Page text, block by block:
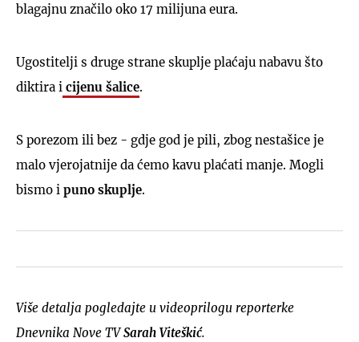
blagajnu značilo oko 17 milijuna eura.
Ugostitelji s druge strane skuplje plaćaju nabavu što
diktira i cijenu šalice.
S porezom ili bez - gdje god je pili, zbog nestašice je
malo vjerojatnije da ćemo kavu plaćati manje. Mogli
bismo i puno skuplje.
Više detalja pogledajte u videoprilogu reporterke
Dnevnika Nove TVSarah Viteškić.